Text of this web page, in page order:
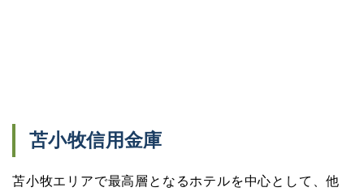
苫小牧信用金庫
苫小牧エリアで最高層となるホテルを中心として、他